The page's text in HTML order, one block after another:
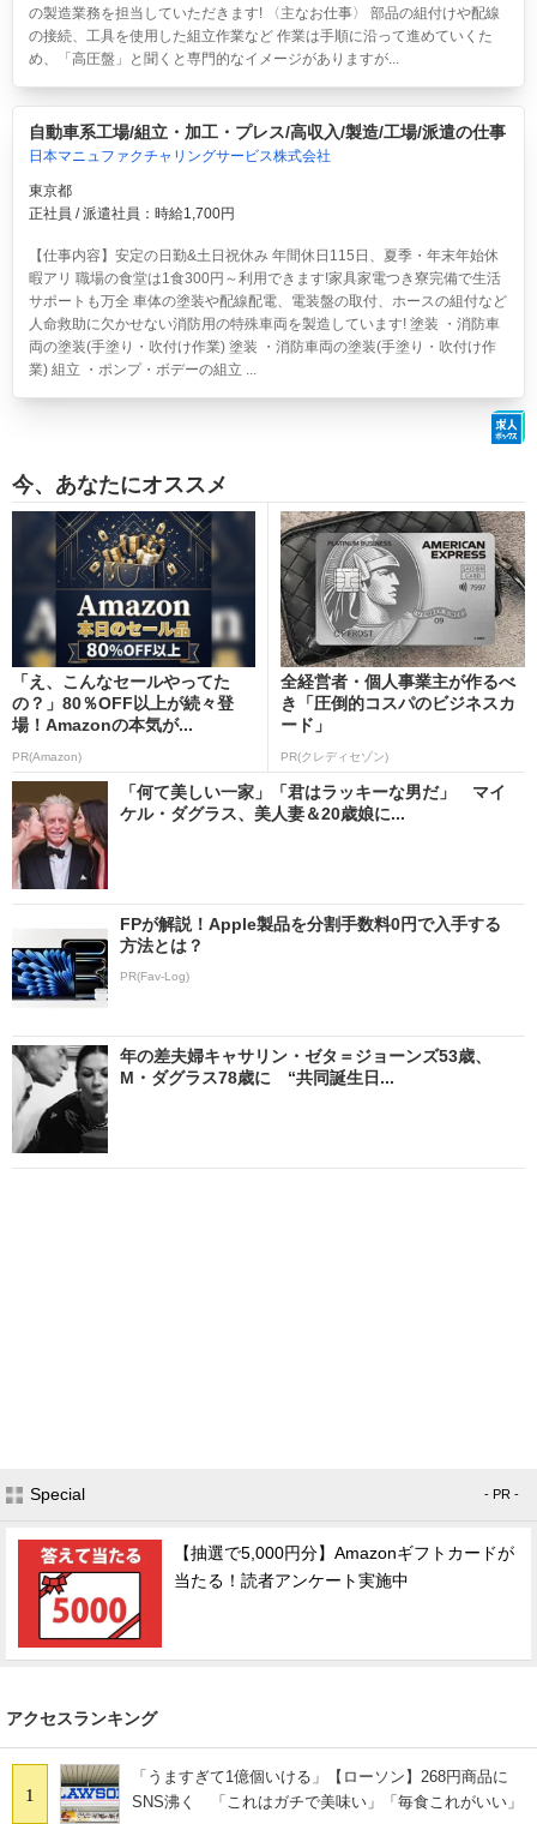
の製造業務を担当していただきます! 〈主なお仕事〉 部品の組付けや配線
の接続、工具を使用した組立作業など 作業は手順に沿って進めていくた
め、「高圧盤」と聞くと専門的なイメージがありますが...
自動車系工場/組立・加工・プレス/高収入/製造/工場/派遣の仕事
日本マニュファクチャリングサービス株式会社
東京都
正社員 / 派遣社員：時給1,700円
【仕事内容】安定の日勤&土日祝休み 年間休日115日、夏季・年末年始休
暇アリ 職場の食堂は1食300円～利用できます!家具家電つき寮完備で生活
サポートも万全 車体の塗装や配線配電、電装盤の取付、ホースの組付など
人命救助に欠かせない消防用の特殊車両を製造しています! 塗装 ・消防車
両の塗装(手塗り・吹付け作業) 塗装 ・消防車両の塗装(手塗り・吹付け作
業) 組立 ・ポンプ・ボデーの組立 ...
今、あなたにオススメ
「え、こんなセールやってた
の？」80％OFF以上が続々登
場！Amazonの本気が...
PR(Amazon)
全経営者・個人事業主が作るべ
き「圧倒的コスパのビジネスカ
ード」
PR(クレディセゾン)
「何て美しい一家」「君はラッキーな男だ」 マイ
ケル・ダグラス、美人妻＆20歳娘に...
FPが解説！Apple製品を分割手数料0円で入手する
方法とは？
PR(Fav-Log)
年の差夫婦キャサリン・ゼタ＝ジョーンズ53歳、
M・ダグラス78歳に “共同誕生日...
Special - PR -
【抽選で5,000円分】Amazonギフトカードが
当たる！読者アンケート実施中
アクセスランキング
1
「うますぎて1億個いける」【ローソン】268円商品に
SNS沸く 「これはガチで美味い」「毎食これがいい」